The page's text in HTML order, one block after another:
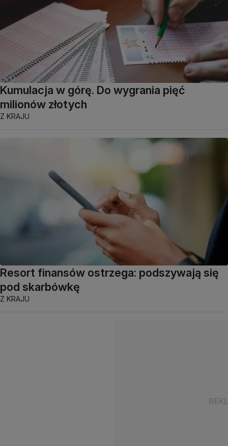
Kumulacja w górę. Do wygrania pięć
milionów złotych
Z KRAJU
Resort finansów ostrzega: podszywają się
pod skarbówkę
Z KRAJU